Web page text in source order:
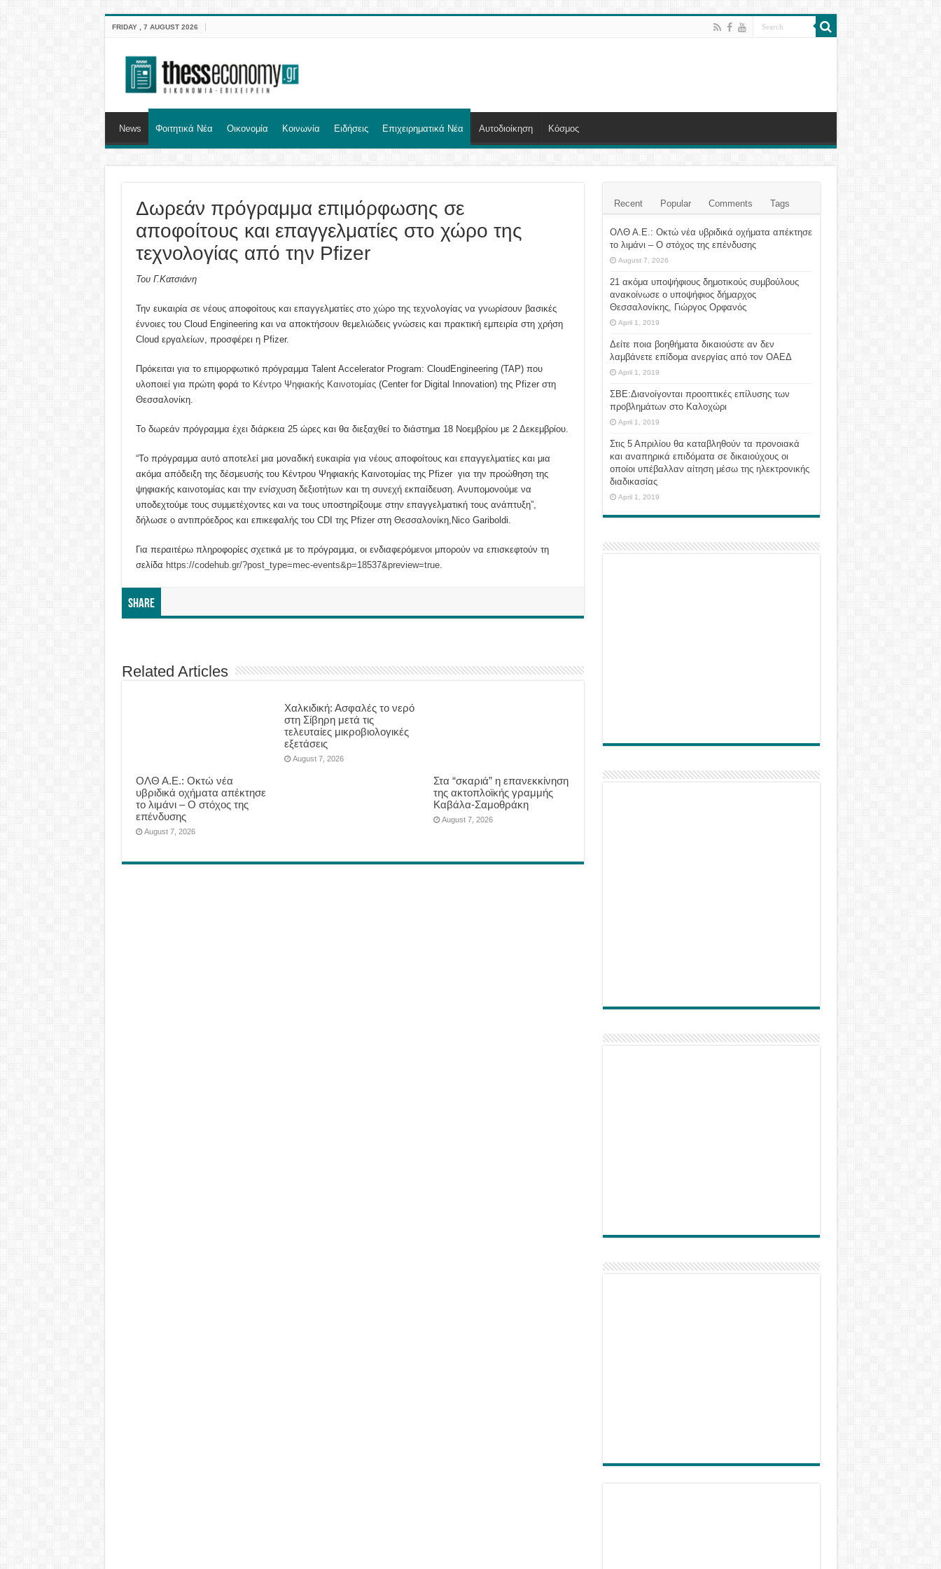
FRIDAY , 7 AUGUST 2026
News Φοιτητικά Νέα Οικονομία Κοινωνία Ειδήσεις Επιχειρηματικά Νέα Αυτοδιοίκηση Κόσμος
Δωρεάν πρόγραμμα επιμόρφωσης σε
αποφοίτους και επαγγελματίες στο χώρο της
τεχνολογίας από την Pfizer
Του Γ.Κατσιάνη
Την ευκαιρία σε νέους αποφοίτους και επαγγελματίες στο χώρο της τεχνολογίας να γνωρίσουν βασικές
έννοιες του Cloud Engineering και να αποκτήσουν θεμελιώδεις γνώσεις και πρακτική εμπειρία στη χρήση
Cloud εργαλείων, προσφέρει η Pfizer.
Πρόκειται για το επιμορφωτικό πρόγραμμα Talent Accelerator Program: CloudEngineering (ΤΑP) που
υλοποιεί για πρώτη φορά το Κέντρο Ψηφιακής Καινοτομίας(Center for Digital Innovation) της Pfizer στη
Θεσσαλονίκη.
Το δωρεάν πρόγραμμα έχει διάρκεια 25 ώρες και θα διεξαχθεί το διάστημα 18 Νοεμβρίου με 2 Δεκεμβρίου.
“Το πρόγραμμα αυτό αποτελεί μια μοναδική ευκαιρία για νέους αποφοίτους και επαγγελματίες και μια
ακόμα απόδειξη της δέσμευσής του Κέντρου Ψηφιακής Καινοτομίας της Pfizer για την προώθηση της
ψηφιακής καινοτομίας και την ενίσχυση δεξιοτήτων και τη συνεχή εκπαίδευση. Ανυπομονούμε να
υποδεχτούμε τους συμμετέχοντες και να τους υποστηρίξουμε στην επαγγελματική τους ανάπτυξη”,
δήλωσε ο αντιπρόεδρος και επικεφαλής του CDI της Pfizer στη Θεσσαλονίκη,Nico Gariboldi.
Για περαιτέρω πληροφορίες σχετικά με το πρόγραμμα, οι ενδιαφερόμενοι μπορούν να επισκεφτούν τη
σελίδα https://codehub.gr/?post_type=mec-events&p=18537&preview=true.
Share
Related Articles
ΟΛΘ Α.Ε.: Οκτώ νέα
υβριδικά οχήματα απέκτησε
το λιμάνι – Ο στόχος της
επένδυσης
August 7, 2026
Χαλκιδική: Ασφαλές το νερό
στη Σίβηρη μετά τις
τελευταίες μικροβιολογικές
εξετάσεις
August 7, 2026
Στα “σκαριά” η επανεκκίνηση
της ακτοπλοϊκής γραμμής
Καβάλα-Σαμοθράκη
August 7, 2026
Recent Popular Comments Tags
ΟΛΘ Α.Ε.: Οκτώ νέα υβριδικά οχήματα απέκτησε
το λιμάνι – Ο στόχος της επένδυσης
August 7, 2026
21 ακόμα υποψήφιους δημοτικούς συμβούλους
ανακοίνωσε ο υποψήφιος δήμαρχος
Θεσσαλονίκης, Γιώργος Ορφανός
April 1, 2019
Δείτε ποια βοηθήματα δικαιούστε αν δεν
λαμβάνετε επίδομα ανεργίας από τον ΟΑΕΔ
April 1, 2019
ΣΒΕ:Διανοίγονται προοπτικές επίλυσης των
προβλημάτων στο Καλοχώρι
April 1, 2019
Στις 5 Απριλίου θα καταβληθούν τα προνοιακά
και αναπηρικά επιδόματα σε δικαιούχους οι
οποίοι υπέβαλλαν αίτηση μέσω της ηλεκτρονικής
διαδικασίας
April 1, 2019